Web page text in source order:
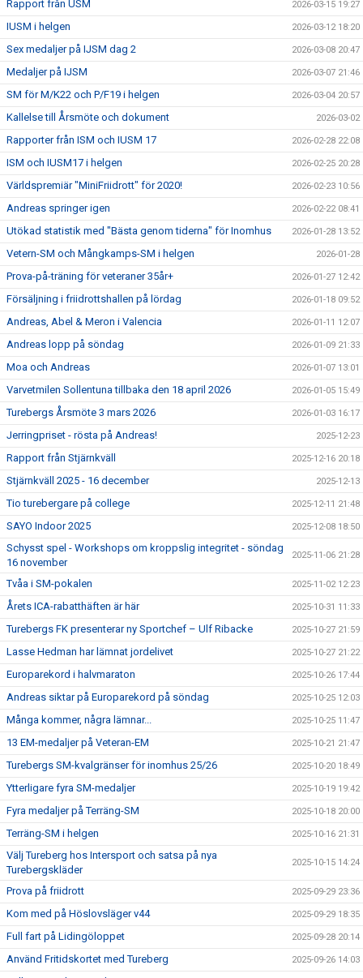
Rapport från USM 2026-03-15 19:27
IUSM i helgen 2026-03-12 18:20
Sex medaljer på IJSM dag 2 2026-03-08 20:47
Medaljer på IJSM 2026-03-07 21:46
SM för M/K22 och P/F19 i helgen 2026-03-04 20:57
Kallelse till Årsmöte och dokument 2026-03-02
Rapporter från ISM och IUSM 17 2026-02-28 22:08
ISM och IUSM17 i helgen 2026-02-25 20:28
Världspremiär "MiniFriidrott" för 2020! 2026-02-23 10:56
Andreas springer igen 2026-02-22 08:41
Utökad statistik med "Bästa genom tiderna" för Inomhus 2026-01-28 13:52
Vetern-SM och Mångkamps-SM i helgen 2026-01-28
Prova-på-träning för veteraner 35år+ 2026-01-27 12:42
Försäljning i friidrottshallen på lördag 2026-01-18 09:52
Andreas, Abel & Meron i Valencia 2026-01-11 12:07
Andreas lopp på söndag 2026-01-09 21:33
Moa och Andreas 2026-01-07 13:01
Varvetmilen Sollentuna tillbaka den 18 april 2026 2026-01-05 15:49
Turebergs Årsmöte 3 mars 2026 2026-01-03 16:17
Jerringpriset - rösta på Andreas! 2025-12-23
Rapport från Stjärnkväll 2025-12-16 20:18
Stjärnkväll 2025 - 16 december 2025-12-13
Tio turebergare på college 2025-12-11 21:48
SAYO Indoor 2025 2025-12-08 18:50
Schysst spel - Workshops om kroppslig integritet - söndag
16 november
2025-11-06 21:28
Tvåa i SM-pokalen 2025-11-02 12:23
Årets ICA-rabatthäften är här 2025-10-31 11:33
Turebergs FK presenterar ny Sportchef – Ulf Ribacke 2025-10-27 21:59
Lasse Hedman har lämnat jordelivet 2025-10-27 21:22
Europarekord i halvmaraton 2025-10-26 17:44
Andreas siktar på Europarekord på söndag 2025-10-25 12:03
Många kommer, några lämnar... 2025-10-25 11:47
13 EM-medaljer på Veteran-EM 2025-10-21 21:47
Turebergs SM-kvalgränser för inomhus 25/26 2025-10-20 18:49
Ytterligare fyra SM-medaljer 2025-10-19 19:42
Fyra medaljer på Terräng-SM 2025-10-18 20:00
Terräng-SM i helgen 2025-10-16 21:31
Välj Tureberg hos Intersport och satsa på nya
Turebergskläder
2025-10-15 14:24
Prova på friidrott 2025-09-29 23:36
Kom med på Höslovsläger v44 2025-09-29 18:35
Full fart på Lidingöloppet 2025-09-28 20:14
Använd Fritidskortet med Tureberg 2025-09-26 14:03